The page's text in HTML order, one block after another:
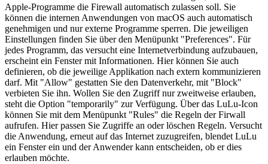
Apple-Programme die Firewall automatisch zulassen soll. Sie
können die internen Anwendungen von macOS auch automatisch
genehmigen und nur externe Programme sperren. Die jeweiligen
Einstellungen finden Sie über den Menüpunkt "Preferences". Für
jedes Programm, das versucht eine Internetverbindung aufzubauen,
erscheint ein Fenster mit Informationen. Hier können Sie auch
definieren, ob die jeweilige Applikation nach extern kommunizieren
darf. Mit "Allow" gestatten Sie den Datenverkehr, mit "Block"
verbieten Sie ihn. Wollen Sie den Zugriff nur zweitweise erlauben,
steht die Option "temporarily" zur Verfügung. Über das LuLu-Icon
können Sie mit dem Menüpunkt "Rules" die Regeln der Firwall
aufrufen. Hier passen Sie Zugriffe an oder löschen Regeln. Versucht
die Anwendung, erneut auf das Internet zuzugreifen, blendet LuLu
ein Fenster ein und der Anwender kann entscheiden, ob er dies
erlauben möchte.